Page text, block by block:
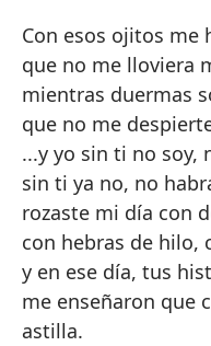
Con esos ojitos me
que no me lloviera
mientras duermas
que no me
...y yo sin ti no soy,
sin ti ya no, no
rozaste mi día con
con hebras de hilo,
y en ese día, tus
me enseñaron que
astilla.